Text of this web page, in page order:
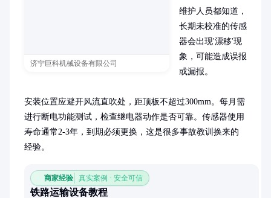
济宁巨科机械设备有限公司
维护人员都知道，
长期未校准的传感
器会出现'漂移'现
象，可能造成误报
或漏报。
安装位置应避开风流直吹处，距顶板不超过300mm。每月需
进行断电功能测试，检查继电器动作是否可靠。传感器使用
寿命通常2-3年，到期必须更换，这是很多事故教训换来的
经验。
商家经验 真实案例 · 安全可信
铁路运输设备教程